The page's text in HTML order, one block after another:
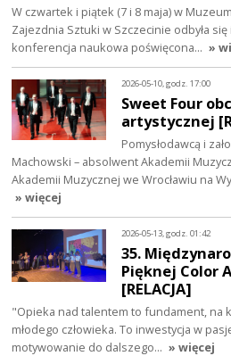
W czwartek i piątek (7 i 8 maja) w
Zajezdnia Sztuki w Szczecinie odbyła
konferencja naukowa poświęcona… »
2026-05-10, godz. 17:00
Sweet Four
artystycznej
Pomysłodawcą i
Machowski – absolwent Akademii
Akademii Muzycznej we Wrocławiu na
» więcej
2026-05-13, godz. 01:42
35.
Pięknej Color
[RELACJA]
"Opieka nad talentem to fundament, na
młodego człowieka. To inwestycja w
motywowanie do dalszego… » więcej